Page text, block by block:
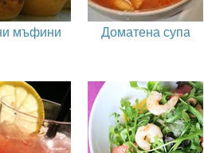
мъфини Доматена супа